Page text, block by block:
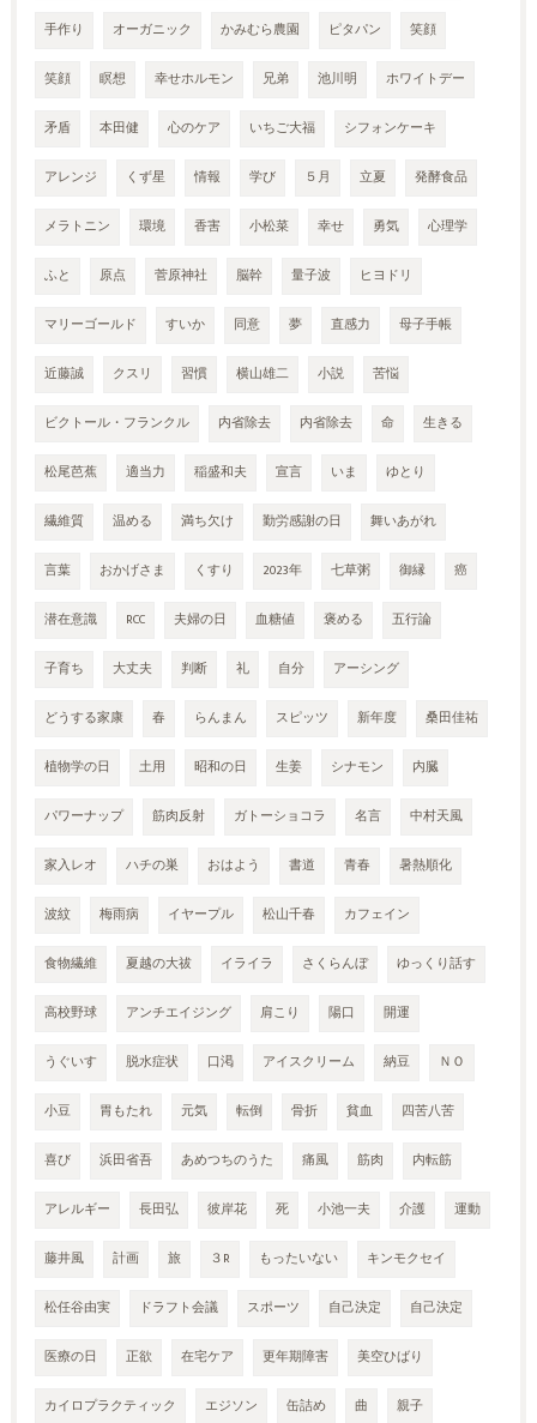
手作り オーガニック かみむら農園 ピタパン 笑顔
笑顔 瞑想 幸せホルモン 兄弟 池川明 ホワイトデー
矛盾 本田健 心のケア いちご大福 シフォンケーキ
アレンジ くず星 情報 学び ５月 立夏 発酵食品
メラトニン 環境 香害 小松菜 幸せ 勇気 心理学
ふと 原点 菅原神社 脳幹 量子波 ヒヨドリ
マリーゴールド すいか 同意 夢 直感力 母子手帳
近藤誠 クスリ 習慣 横山雄二 小説 苦悩
ビクトール・フランクル 内省除去 内省除去 命 生きる
松尾芭蕉 適当力 稲盛和夫 宣言 いま ゆとり
繊維質 温める 満ち欠け 勤労感謝の日 舞いあがれ
言葉 おかげさま くすり 2023年 七草粥 御縁 癌
潜在意識 RCC 夫婦の日 血糖値 褒める 五行論
子育ち 大丈夫 判断 礼 自分 アーシング
どうする家康 春 らんまん スピッツ 新年度 桑田佳祐
植物学の日 土用 昭和の日 生姜 シナモン 内臓
パワーナップ 筋肉反射 ガトーショコラ 名言 中村天風
家入レオ ハチの巣 おはよう 書道 青春 暑熱順化
波紋 梅雨病 イヤープル 松山千春 カフェイン
食物繊維 夏越の大祓 イライラ さくらんぼ ゆっくり話す
高校野球 アンチエイジング 肩こり 陽口 開運
うぐいす 脱水症状 口渇 アイスクリーム 納豆 ＮＯ
小豆 胃もたれ 元気 転倒 骨折 貧血 四苦八苦
喜び 浜田省吾 あめつちのうた 痛風 筋肉 内転筋
アレルギー 長田弘 彼岸花 死 小池一夫 介護 運動
藤井風 計画 旅 ３R もったいない キンモクセイ
松任谷由実 ドラフト会議 スポーツ 自己決定 自己決定
医療の日 正欲 在宅ケア 更年期障害 美空ひばり
カイロプラクティック エジソン 缶詰め 曲 親子